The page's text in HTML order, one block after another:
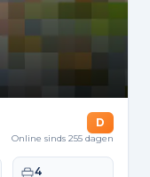
D
Online sinds 255 dagen
Slaapkamers
4